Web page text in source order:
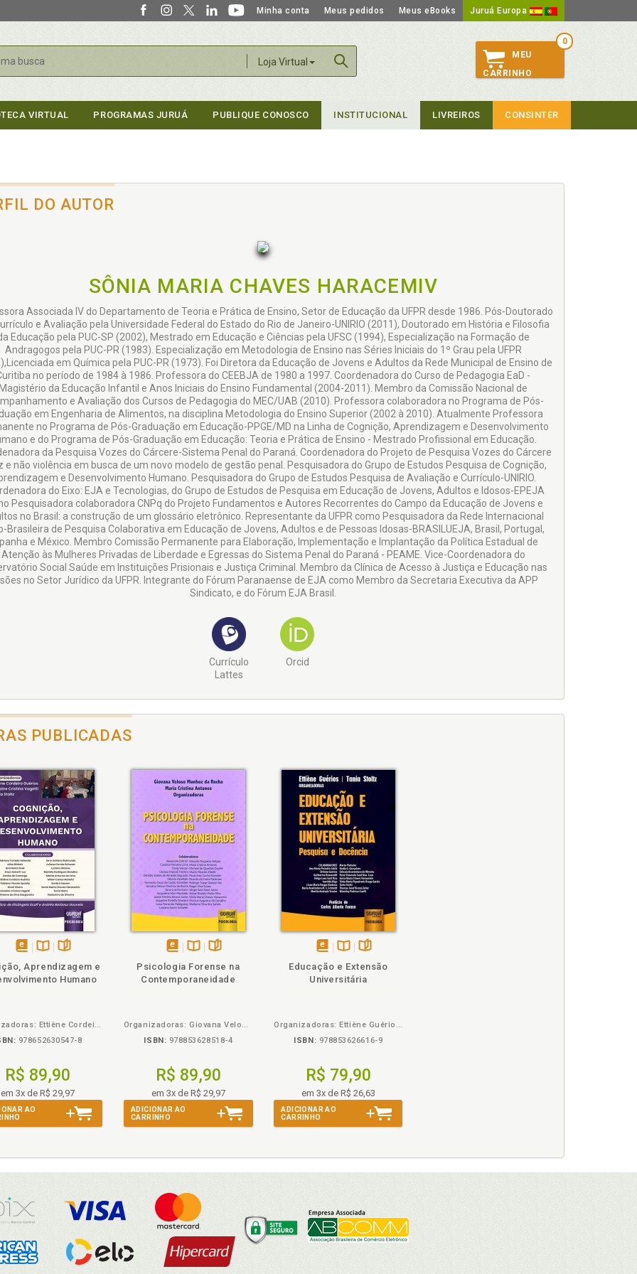
Minha conta Meus pedidos Meus eBooks Juruá Europa
Loja Virtual
0
MEU
CARRINHO
VIRTUAL PROGRAMAS JURUÁ PUBLIQUE CONOSCO INSTITUCIONAL LIVREIROS CONSINTER
DO AUTOR
SÔNIA MARIA CHAVES HARACEMIV
Associada IV do Departamento de Teoria e Prática de Ensino, Setor de Educação da UFPR desde 1986. Pós-Doutorado
e Avaliação pela Universidade Federal do Estado do Rio de Janeiro-UNIRIO (2011), Doutorado em História e Filosofia
Educação pela PUC-SP (2002), Mestrado em Educação e Ciências pela UFSC (1994), Especialização na Formação de
Andragogos pela PUC-PR (1983). Especialização em Metodologia de Ensino nas Séries Iniciais do 1º Grau pela UFPR
em Química pela PUC-PR (1973). Foi Diretora da Educação de Jovens e Adultos da Rede Municipal de Ensino de
no período de 1984 à 1986. Professora do CEEBJA de 1980 a 1997. Coordenadora do Curso de Pedagogia EaD -
Magistério da Educação Infantil e Anos Iniciais do Ensino Fundamental (2004-2011). Membro da Comissão Nacional de
e Avaliação dos Cursos de Pedagogia do MEC/UAB (2010). Professora colaboradora no Programa de Pós-
em Engenharia de Alimentos, na disciplina Metodologia do Ensino Superior (2002 à 2010). Atualmente Professora
no Programa de Pós-Graduação em Educação-PPGE/MD na Linha de Cognição, Aprendizagem e Desenvolvimento
e do Programa de Pós-Graduação em Educação: Teoria e Prática de Ensino - Mestrado Profissional em Educação.
da Pesquisa Vozes do Cárcere-Sistema Penal do Paraná. Coordenadora do Projeto de Pesquisa Vozes do Cárcere
e não violência em busca de um novo modelo de gestão penal. Pesquisadora do Grupo de Estudos Pesquisa de Cognição,
e Desenvolvimento Humano. Pesquisadora do Grupo de Estudos Pesquisa de Avaliação e Currículo-UNIRIO.
do Eixo: EJA e Tecnologias, do Grupo de Estudos de Pesquisa em Educação de Jovens, Adultos e Idosos-EPEJA
Pesquisadora colaboradora CNPq do Projeto Fundamentos e Autores Recorrentes do Campo da Educação de Jovens e
no Brasil: a construção de um glossário eletrônico. Representante da UFPR como Pesquisadora da Rede Internacional
Brasileira de Pesquisa Colaborativa em Educação de Jovens, Adultos e de Pessoas Idosas-BRASILUEJA, Brasil, Portugal,
e México. Membro Comissão Permanente para Elaboração, Implementação e Implantação da Política Estadual de
Atenção às Mulheres Privadas de Liberdade e Egressas do Sistema Penal do Paraná - PEAME. Vice-Coordenadora do
Social Saúde em Instituições Prisionais e Justiça Criminal. Membro da Clínica de Acesso à Justiça e Educação nas
no Setor Jurídico da UFPR. Integrante do Fórum Paranaense de EJA como Membro da Secretaria Executiva da APP
Sindicato, e do Fórum EJA Brasil.
Currículo
Lattes
Orcid
PUBLICADAS
em
na
Aprendizagem e
Humano
Organizadoras: Ettiène Cordeiro Guérios; Gislaine Cristina Vagetti; Tania Stoltz
978652630547-8
R$ 89,90
em 3x de R$ 29,97
AO
em
eBook
Psicologia Forense na
Contemporaneidade
Organizadoras: Giovana Veloso Munhoz da Rocha e Maria Cristina Antunes
ISBN: 978853628518-4
R$ 89,90
em 3x de R$ 29,97
ADICIONAR AO
CARRINHO
em
na
Educação e Extensão
Universitária
Organizadoras: Ettiène Guérios e Tania Stoltz
ISBN: 978853626616-9
R$ 79,90
em 3x de R$ 26,63
ADICIONAR AO
CARRINHO